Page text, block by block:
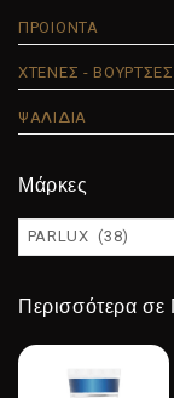
ΠΡΟΙΟΝΤΑ
ΧΤΕΝΕΣ - ΒΟΥΡΤΣΕΣ
ΨΑΛΙΔΙΑ
Μάρκες
Περισσότερα σε